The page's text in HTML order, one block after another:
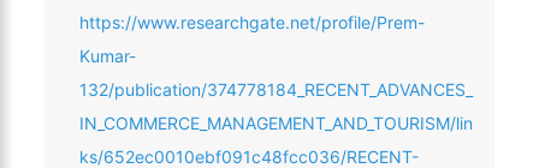
https://www.researchgate.net/profile/Prem-
Kumar-
132/publication/374778184_RECENT_ADVANCES_
IN_COMMERCE_MANAGEMENT_AND_TOURISM/lin
ks/652ec0010ebf091c48fcc036/RECENT-